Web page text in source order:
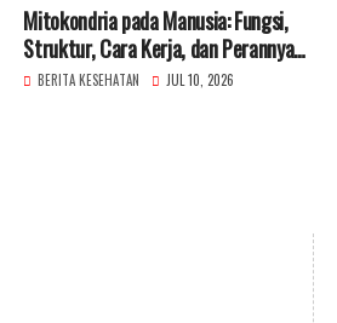
Mitokondria pada Manusia: Fungsi,
Struktur, Cara Kerja, dan Perannya
bagi Kesehatan
BERITA KESEHATAN JUL 10, 2026